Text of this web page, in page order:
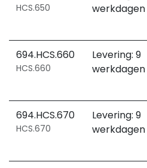
HCS.650
werkdagen
694.HCS.660
HCS.660
Levering: 9
werkdagen
694.HCS.670
HCS.670
Levering: 9
werkdagen